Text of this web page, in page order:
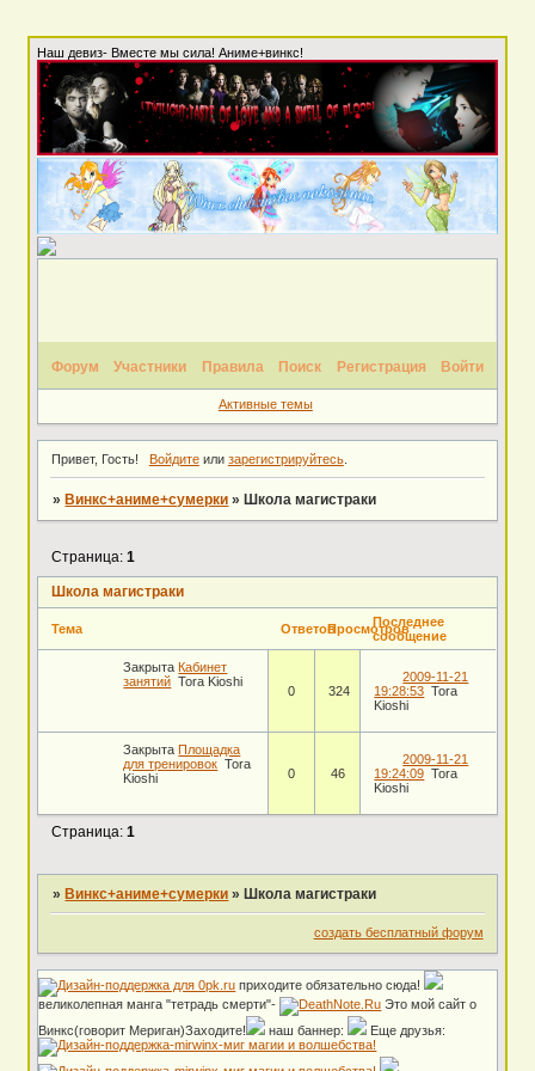
Наш девиз- Вместе мы сила! Аниме+винкс!
Форум Участники Правила Поиск Регистрация Войти
Активные темы
Привет, Гость! Войдитеили зарегистрируйтесь.
» Винкс+аниме+сумерки » Школа магистраки
Школа магистраки
Страница:1
Тема ОтветовПросмотровПоследнее
сообщение
Закрыта Кабинет
занятий Tora Kioshi
0 324
2009-11-21
19:28:53 Tora
Kioshi
ЗакрытаПлощадка
для тренировок Tora
Kioshi
0 46
2009-11-21
19:24:09 Tora
Kioshi
Страница:1
» Винкс+аниме+сумерки » Школа магистраки
создать бесплатный форум
приходите обязательно сюда!
великолепная манга "тетрадь смерти"-
Это мой сайт о
Винкс(говорит Мериган)Заходите!
наш баннер: Еще друзья: